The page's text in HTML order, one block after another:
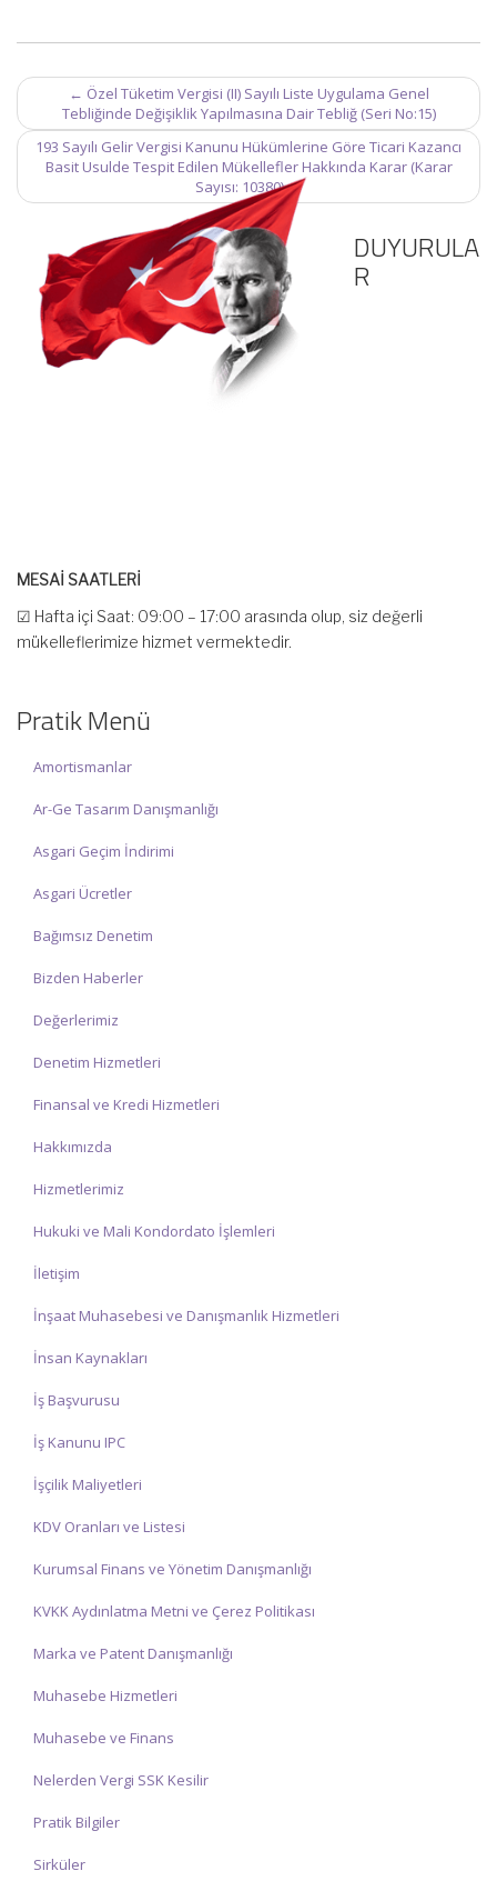
Post
navigation
← Özel Tüketim Vergisi (II) Sayılı Liste Uygulama Genel
Tebliğinde Değişiklik Yapılmasına Dair Tebliğ (Seri No:15)
193 Sayılı Gelir Vergisi Kanunu Hükümlerine Göre Ticari Kazancı
Basit Usulde Tespit Edilen Mükellefler Hakkında Karar (Karar
Sayısı: 10380)→
DUYURULA
R
MESAİ SAATLERİ
☑ Hafta içi Saat: 09:00 – 17:00 arasında olup, siz değerli
mükelleflerimize hizmet vermektedir.
İlgi ve anlayışınız için İNCİ MUHASEBE MÜŞAVİRLİK Ailesi olarak
teşekkür ederiz.
Pratik Menü
Amortismanlar
Ar-Ge Tasarım Danışmanlığı
Asgari Geçim İndirimi
Asgari Ücretler
Bağımsız Denetim
Bizden Haberler
Değerlerimiz
Denetim Hizmetleri
Finansal ve Kredi Hizmetleri
Hakkımızda
Hizmetlerimiz
Hukuki ve Mali Kondordato İşlemleri
İletişim
İnşaat Muhasebesi ve Danışmanlık Hizmetleri
İnsan Kaynakları
İş Başvurusu
İş Kanunu IPC
İşçilik Maliyetleri
KDV Oranları ve Listesi
Kurumsal Finans ve Yönetim Danışmanlığı
KVKK Aydınlatma Metni ve Çerez Politikası
Marka ve Patent Danışmanlığı
Muhasebe Hizmetleri
Muhasebe ve Finans
Nelerden Vergi SSK Kesilir
Pratik Bilgiler
Sirküler